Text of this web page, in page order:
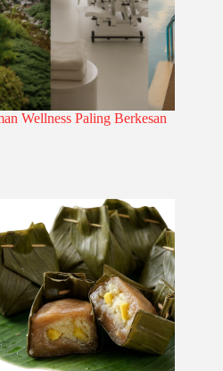
Wellness Paling Berkesan